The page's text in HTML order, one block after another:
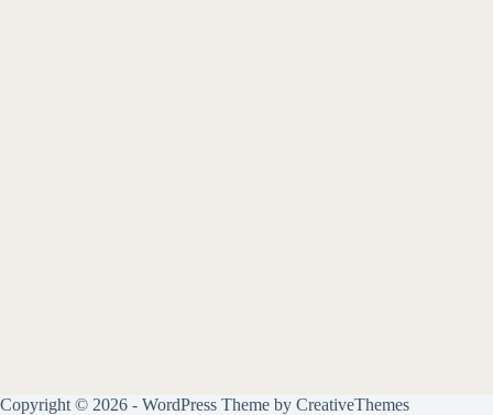
Copyright © 2026 - WordPress Theme by CreativeThemes